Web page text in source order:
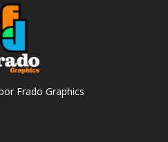
Frado Graphics